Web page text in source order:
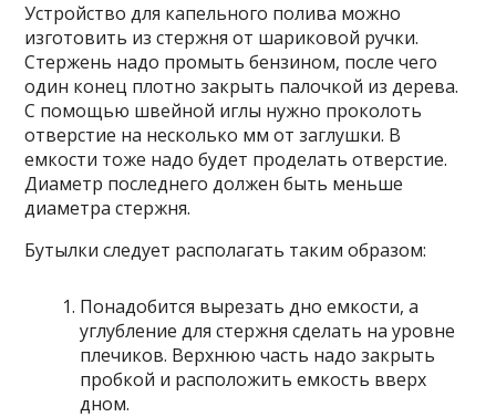
Устройство для капельного полива можно
изготовить из стержня от шариковой ручки.
Стержень надо промыть бензином, после чего
один конец плотно закрыть палочкой из дерева.
С помощью швейной иглы нужно проколоть
отверстие на несколько мм от заглушки. В
емкости тоже надо будет проделать отверстие.
Диаметр последнего должен быть меньше
диаметра стержня.
Бутылки следует располагать таким образом:
Понадобится вырезать дно емкости, а
углубление для стержня сделать на уровне
плечиков. Верхнюю часть надо закрыть
пробкой и расположить емкость вверх
дном.